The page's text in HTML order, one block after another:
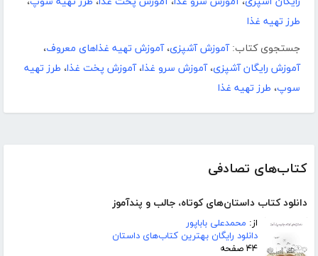
کتاب‌های تصادفی
دانلود کتاب داستان‌های کوتاه، جالب و پندآموز
از: محمدعلی باباپور
دانلود رایگان بهترین کتاب‌های داستان
۴۴ صفحه
طرز تهیه غذا
جستجوی کتاب: آموزش آشپزی،آموزش تهیه غذاهای معروف،
آموزش رایگان آشپزی،آموزش سرو غذا،آموزش پخت غذا، طرز تهیه
سوپ، طرز تهیه غذا